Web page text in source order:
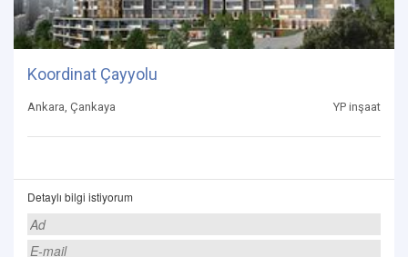
Koordinat Çayyolu
Ankara, Çankaya YP inşaat
Detaylı bilgi istiyorum